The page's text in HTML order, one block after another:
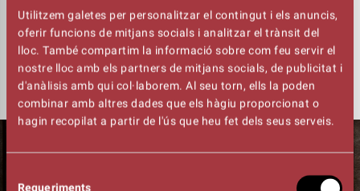
Utilitzem galetes per personalitzar el contingut i els anuncis,
oferir funcions de mitjans socials i analitzar el trànsit del
lloc. També compartim la informació sobre com feu servir el
nostre lloc amb els partners de mitjans socials, de publicitat i
d'anàlisis amb qui col·laborem. Al seu torn, ells la poden
combinar amb altres dades que els hàgiu proporcionat o
hagin recopilat a partir de l'ús que heu fet dels seus serveis.
Requeriments
es convertirà en un infern que posarà a prova la seva
amistat fins a límits insospitats. Encara que no ho
sembli, això és una comèdia... una
comèdia de por!